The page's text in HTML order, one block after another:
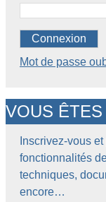
Connexion
Mot de passe
VOUS
Inscrivez-vous
fonctionnalités
techniques,
encore…